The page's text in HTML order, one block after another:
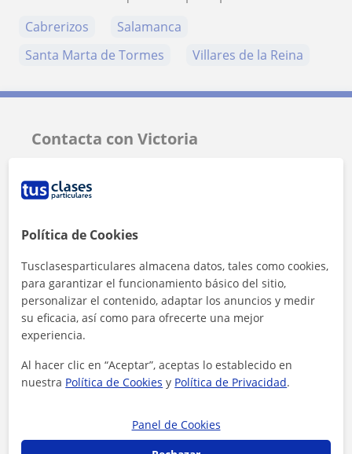
Cabrerizos
Salamanca
Santa Marta de Tormes
Villares de la Reina
Contacta con Victoria
Tarifa
Política de Cookies
Tusclasesparticulares almacena datos, tales como cookies,
para garantizar el funcionamiento básico del sitio,
personalizar el contenido, adaptar los anuncios y medir
su eficacia, así como para ofrecerte una mejor
experiencia.
Al hacer clic en “Aceptar”, aceptas lo establecido en
nuestra Política de Cookies y Política de Privacidad.
Panel de Cookies